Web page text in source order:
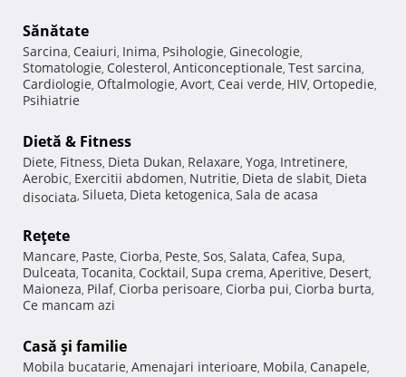
Sănătate
Sarcina, Ceaiuri, Inima, Psihologie, Ginecologie,
Stomatologie, Colesterol, Anticonceptionale, Test sarcina,
Cardiologie, Oftalmologie, Avort, Ceai verde, HIV, Ortopedie,
Psihiatrie
Dietă & Fitness
Diete, Fitness, Dieta Dukan, Relaxare, Yoga, Intretinere,
Aerobic, Exercitii abdomen, Nutritie, Dieta de slabit, Dieta
disociata, Silueta, Dieta ketogenica, Sala de acasa
Reţete
Mancare, Paste, Ciorba, Peste, Sos, Salata, Cafea, Supa,
Dulceata, Tocanita, Cocktail, Supa crema, Aperitive, Desert,
Maioneza, Pilaf, Ciorba perisoare, Ciorba pui, Ciorba burta,
Ce mancam azi
Casă şi familie
Mobila bucatarie, Amenajari interioare, Mobila, Canapele,